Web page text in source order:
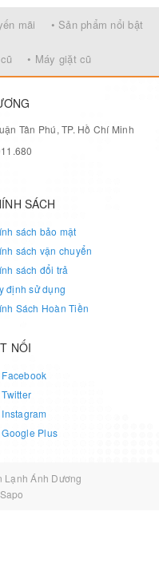
mãi • Sản phẩm nổi bật
• Máy giặt cũ
Tân Phú, TP. Hồ Chí Minh
SÁCH
sách bảo mật
sách vận chuyển
sách đổi trả
định sử dụng
Sách Hoàn Tiền
NỐI
Facebook
Twitter
Instagram
Google Plus
Lạnh Ánh Dương
Sapo